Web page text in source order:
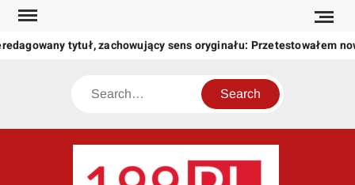
Skip
content
tytuł, zachowujący sens oryginału: Przetestowałem
Search